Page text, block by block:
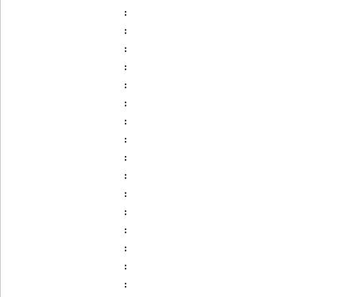
:
:
:
:
:
:
:
:
:
:
:
:
:
:
:
: